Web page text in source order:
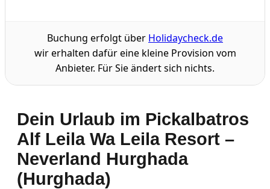
Buchung erfolgt über Holidaycheck.de
wir erhalten dafür eine kleine Provision vom
Anbieter. Für Sie ändert sich nichts.
Dein Urlaub im Pickalbatros
Alf Leila Wa Leila Resort –
Neverland Hurghada
(Hurghada)